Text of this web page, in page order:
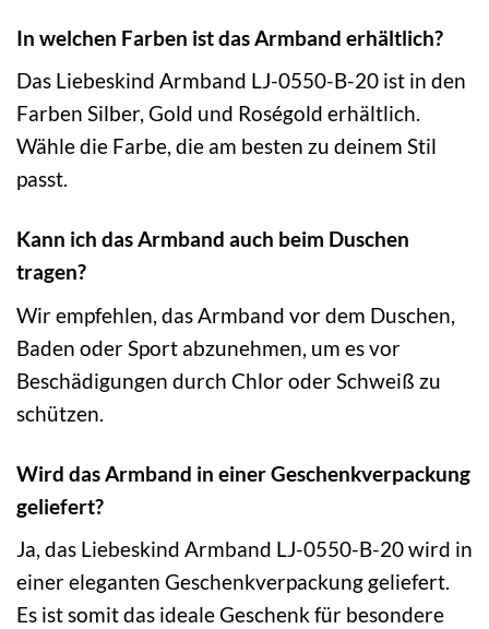
In welchen Farben ist das Armband erhältlich?
Das Liebeskind Armband LJ-0550-B-20 ist in den
Farben Silber, Gold und Roségold erhältlich.
Wähle die Farbe, die am besten zu deinem Stil
passt.
Kann ich das Armband auch beim Duschen
tragen?
Wir empfehlen, das Armband vor dem Duschen,
Baden oder Sport abzunehmen, um es vor
Beschädigungen durch Chlor oder Schweiß zu
schützen.
Wird das Armband in einer Geschenkverpackung
geliefert?
Ja, das Liebeskind Armband LJ-0550-B-20 wird in
einer eleganten Geschenkverpackung geliefert.
Es ist somit das ideale Geschenk für besondere